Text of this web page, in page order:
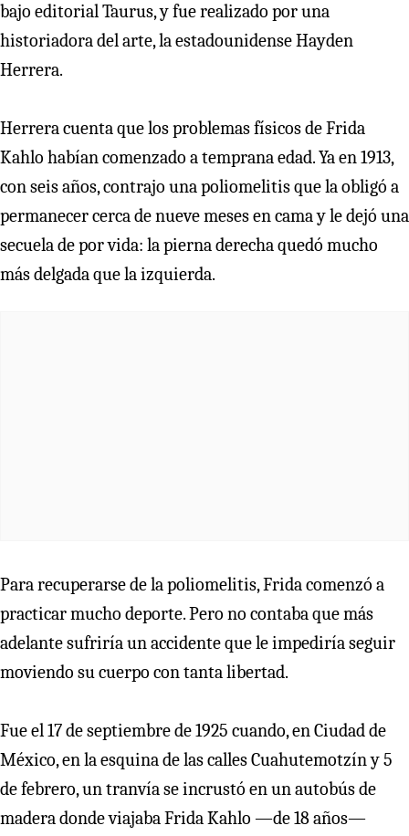
bajo editorial Taurus, y fue realizado por una
historiadora del arte, la estadounidense Hayden
Herrera.
Herrera cuenta que los problemas físicos de Frida
Kahlo habían comenzado a temprana edad. Ya en 1913,
con seis años, contrajo una poliomelitis que la obligó a
permanecer cerca de nueve meses en cama y le dejó una
secuela de por vida: la pierna derecha quedó mucho
más delgada que la izquierda.
Para recuperarse de la poliomelitis, Frida comenzó a
practicar mucho deporte. Pero no contaba que más
adelante sufriría un accidente que le impediría seguir
moviendo su cuerpo con tanta libertad.
Fue el 17 de septiembre de 1925 cuando, en Ciudad de
México, en la esquina de las calles Cuahutemotzín y 5
de febrero, un tranvía se incrustó en un autobús de
madera donde viajaba Frida Kahlo —de 18 años—